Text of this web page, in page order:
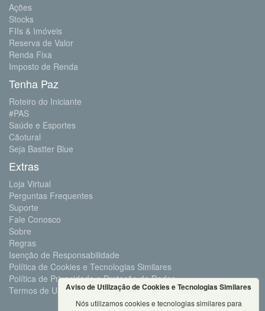
Ações
Stocks
FIIs & Imóveis
Reserva de Valor
Renda Fixa
Imposto de Renda
Tenha Paz
Roteiro do Iniciante
#PAS
Saúde e Esportes
Cãotural
Seja Bastter Blue
Extras
Loja Virtual
Perguntas Frequentes
Suporte
Fale Conosco
Sobre
Regras
Isenção de Responsabilidade
Política de Cookies e Tecnologias Similares
Política de Privacidade e Proteção de Dados
Termos de UsoAviso de Utilização de Cookies e Tecnologias Similares
Nós utilizamos cookies e tecnologias similares para